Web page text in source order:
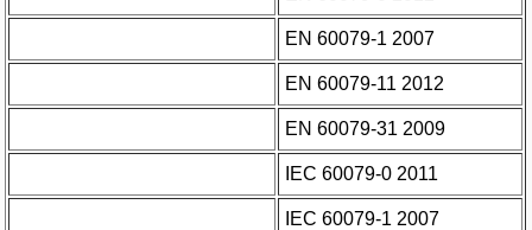
EN 60079-1 2007
EN 60079-11 2012
EN 60079-31 2009
IEC 60079-0 2011
IEC 60079-1 2007